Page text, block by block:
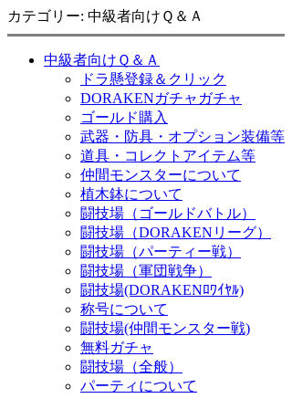
カテゴリー: 中級者向けＱ＆Ａ
中級者向けＱ＆Ａ
ドラ懸登録＆クリック
DORAKENガチャガチャ
ゴールド購入
武器・防具・オプション装備等
道具・コレクトアイテム等
仲間モンスターについて
植木鉢について
闘技場（ゴールドバトル）
闘技場（DORAKENリーグ）
闘技場（パーティー戦）
闘技場（軍団戦争）
闘技場(DORAKENﾛﾜｲﾔﾙ)
称号について
闘技場(仲間モンスター戦)
無料ガチャ
闘技場（全般）
パーティについて